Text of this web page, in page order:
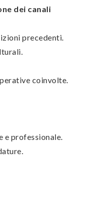
dei canali
precedenti.
coinvolte.
e professionale.